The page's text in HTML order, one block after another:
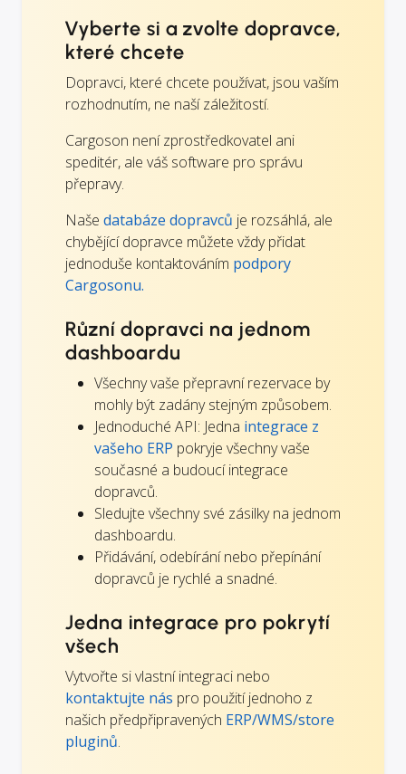
Vyberte si a zvolte dopravce,
které chcete
Dopravci, které chcete používat, jsou vaším
rozhodnutím, ne naší záležitostí.
Cargoson není zprostředkovatel ani
speditér, ale váš software pro správu
přepravy.
Naše databáze dopravců je rozsáhlá, ale
chybějící dopravce můžete vždy přidat
jednoduše kontaktováním podpory
Cargosonu.
Různí dopravci na jednom
dashboardu
Všechny vaše přepravní rezervace by
mohly být zadány stejným způsobem.
Jednoduché API: Jedna integrace z
vašeho ERP pokryje všechny vaše
současné a budoucí integrace
dopravců.
Sledujte všechny své zásilky na jednom
dashboardu.
Přidávání, odebírání nebo přepínání
dopravců je rychlé a snadné.
Jedna integrace pro pokrytí
všech
Vytvořte si vlastní integraci nebo
kontaktujte nás pro použití jednoho z
našich předpřipravených ERP/WMS/store
pluginů.